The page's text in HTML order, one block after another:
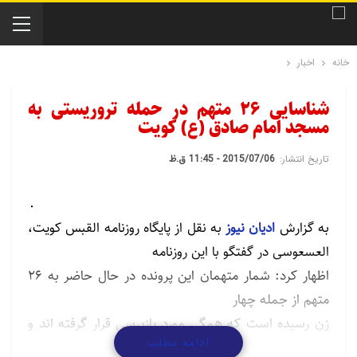
خانه اخبار
شناسایی 26 متهم در حمله تروریستی به
مسجد امام صادق (ع) کویت
تاریخ انتشار: 2015/07/06 - 11:45 ق.ظ
به گزارش ادیان نیوز به نقل از پایگاه روزنامه القبس کویت،
العسعوسی در گفتگو با این روزنامه
اظهار کرد: شمار متهمان این پرونده در حال حاضر به 26
متهم از جمله چهار
زن رسیده است که همگی مورد پازپرسی قرار گرفته اند و
همچنان در بازداشت به
ادامه مطلب